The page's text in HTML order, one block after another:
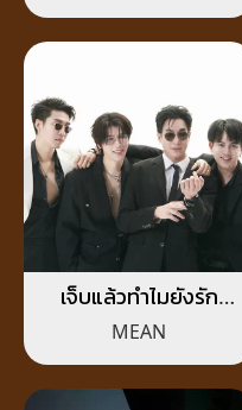
เจ็บแล้วทำไมยังรัก
(Stubborn)
MEAN